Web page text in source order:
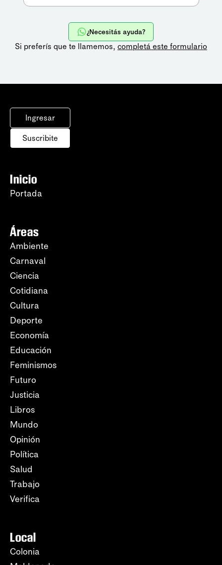
¿Necesitás ayuda?
Si preferís que te llamemos, completá este formulario
Ingresar
Suscribite
Inicio
Portada
Áreas
Ambiente
Carnaval
Ciencia
Cotidiana
Cultura
Deporte
Economía
Educación
Feminismos
Futuro
Justicia
Libros
Mundo
Opinión
Política
Salud
Trabajo
Verifica
Local
Colonia